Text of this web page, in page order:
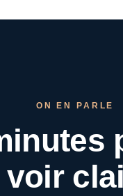
ON EN PARLE
voir